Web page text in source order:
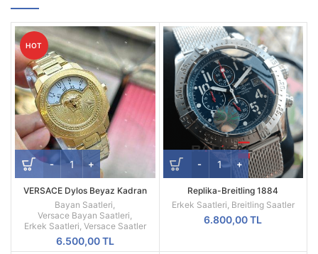
HOT
VERSACE Dylos Beyaz Kadran
Sarı Kasa
Bayan Saatleri,
Versace Bayan Saatleri,
Erkek Saatleri, Versace Saatler
6.500,00TL
Replika-Breitling 1884
Chronometre Hasır Kordon Quartz
Mekanizma
Erkek Saatleri, Breitling Saatler
6.800,00TL